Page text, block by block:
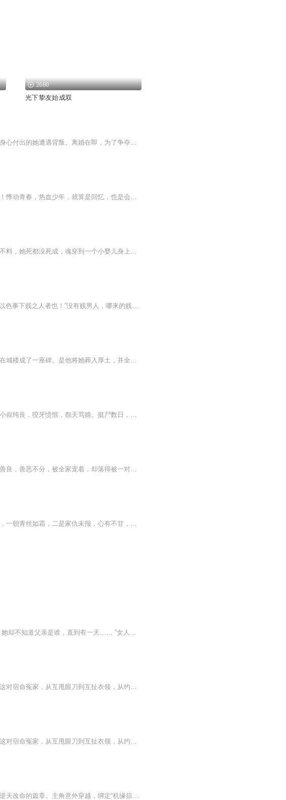
2680
光下挚友始成双
曾是一流大学高材生的林双，婚后迅速怀孕成了全职妈妈，但为家庭全身心付出的她遭遇背叛。离婚在即，为了争夺女儿的抚养权，林双不得不重返职场。狼狈的她在职场偶遇了昔日同学、如今的归国人才顾许。时隔多年，顾许没想到还会与林双产生交集，得知她竟因...
一个冷漠少言，一个热情豪放，两个逗比相爱相杀，蠢萌蠢萌的兄弟情！悸动青春，热血少年，就算是回忆，也是会发光的！
【内容简介】想她堂堂诡医，居然死在一帮杂碎手里，想想都不甘心。不料，她死都没死成，魂穿到一个小婴儿身上，目睹了壳子的生母被杀。身份之谜，神秘的面具男，神奇的契约兽，逆天的神器，处处都透着巧合，她，到底是什么人？ 无论她是谁，不论在哪个世界...
梦回楼里都是何种人？天下人道：“以色事人之下贱者也！”关风月道：“以色事下贱之人者也！”没有贱男人，哪来的贱女人？ 既然都是贱人，大家不能和谐共处吗？不能！殷戈止一脸阴翳：“我平生最厌贱骨头！”然而，命运弄人，关风月这般的贱骨头，本想以一...
【内容简介】谢风华死的时候，墨城正下着大雪。尸身被冰雪覆盖，立在城楼成了一座碑。是他将她葬入厚土，并全了一世英名。上辈子，你殓我尸身，予我死后哀荣！这一世，我许你一生姻缘，相守相伴！【作者/主播】作者：君岚主播：京墨配音【购买须知】1、本...
【内容简介】破屋烂墙，褴褛衣裳，两个娃娃，隔夜无粮。夫死新寡，小叔纯良，咬牙愤恨，怨天骂娘。挺尸数日，饿的心慌，回头无路，只得坚强。当嫂当娘，挣钱买粮，娇儿欢笑，温暖心肠。鸡鸭成群，稻黄果香，看门有狗，马骏骡壮。小桥流水，空气优良，依山...
《团宠被渣：重生后与大魔王成双成对》的故事讲述了庄若若前世绵软善良，善恶不分，被全家宠着，却落得被一对狗男女剖腹取子、血液流干而死的悲惨结局。 重活一生的她，知道府里的落魄客卿楚清衍他日会成为权倾朝野的魔王，于是提着漆器食盒追着楚清衍满...
【内容简介】前世，楚千凝有两件事最后悔：一是遇人不淑，错许芳心，一朝青丝如霜，二是家仇未报，心有不甘，最终泣泪成血；今生，楚千凝有两件事最纠结：一是她有报恩之心，却始终寻不到恩人，二是她一心想在报仇之后遁入空门，可那人却执意将她拖进红尘...
【内容简介】为了救母亲，佳音一纸合同卖了自己的肚皮。 萌宝出世，她却不知道父亲是谁，直到有一天…… “女人，你给我解释一下，为什么她和我的基因相似度百分之九十九？”男人目光十分冷冽。佳音低头不语。“你违约了，所以，请退钱！”男人又说。 “多...
当体校暴龙撞上优等生白月光，拳脚相加竟擦出致命火花！边南和邱奕这对宿命冤家，从互甩眼刀到互扯衣领，从约架天台到共枕屋檐，每一次交锋都是荷尔蒙的爆炸现场。巫哲以9.7分神作诠释：最野的爱情往往藏在最硬的拳头里。看体院刺头如何被学霸的温柔刀驯服...
当体校暴龙撞上优等生白月光，拳脚相加竟擦出致命火花！边南和邱奕这对宿命冤家，从互甩眼刀到互扯衣领，从约架天台到共枕屋檐，每一次交锋都是荷尔蒙的爆炸现场。巫哲以9.7分神作诠释：最野的爱情往往藏在最硬的拳头里。看体院刺头如何被学霸的温柔刀驯服...
在这片神秘的斗罗大陆上，他并非天生强者，却凭借系统觉醒，开启了逆天改命的篇章。主角意外穿越，绑定“机缘掠夺系统”，每次任务都让他抢先一步，夺取属于天命之子的奇遇。他以无可匹敌的睿智和决心，一步步踏上强者之路。从魂环进化到双神传承，每一步...